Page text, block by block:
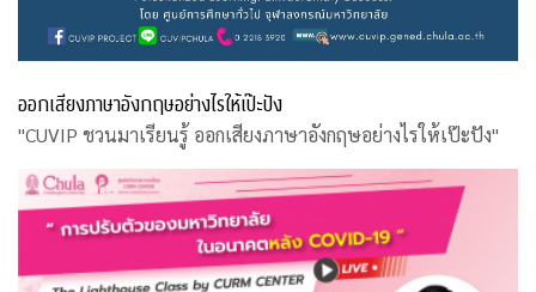
ออกเสียงภาษาอังกฤษอย่างไรให้เป๊ะปัง
"CUVIP ชวนมาเรียนรู้ ออกเสียงภาษาอังกฤษอย่างไรให้เป๊ะปัง"